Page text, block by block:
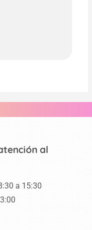
al
a 15:30